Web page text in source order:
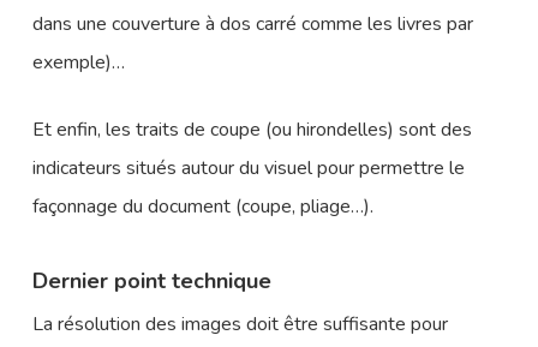
dans une couverture à dos carré comme les livres par
exemple)…
Et enfin, les traits de coupe (ou hirondelles) sont des
indicateurs situés autour du visuel pour permettre le
façonnage du document (coupe, pliage…).
Dernier point technique
La résolution des images doit être suffisante pour